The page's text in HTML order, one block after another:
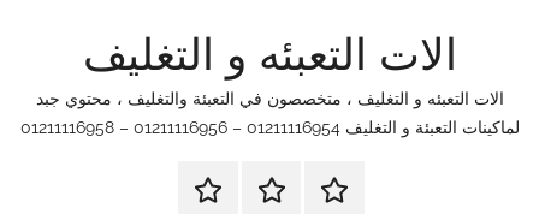
الات التعبئه و التغليف
الات التعبئه و التغليف ، متخصصون في التعبئة والتغليف ، محتوي جبد
لماكينات التعبئة و التغليف 01211116954 – 01211116956 – 01211116958
الرئيسيةاتصل
اتـصـل